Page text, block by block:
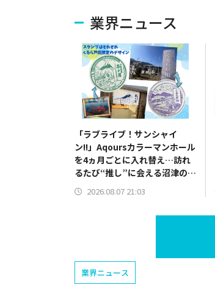
業界ニュース
「ラブライブ！サンシャイ
ン!!」Aqoursカラーマンホール
を4ヵ月ごとに入れ替え…訪れ
るたび“推し”に会える沼津の聖
地（「ゆるキャン△」スタンプ
ラリーも設置）
2026.08.07 21:03
業界ニュース